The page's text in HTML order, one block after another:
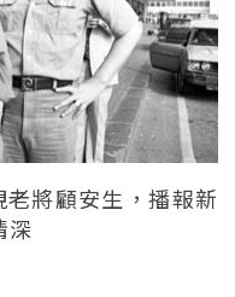
將顧安生，播報新
深